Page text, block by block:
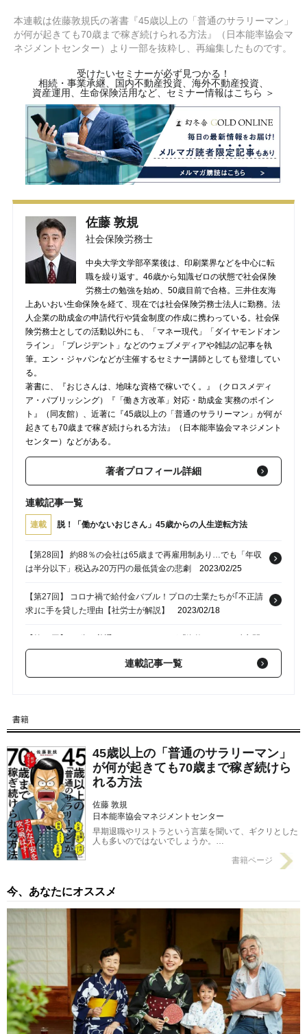
本連載は佐藤敦規氏の著書『45歳以上の「普通のサラリーマン」
が何が起きても70歳まで稼ぎ続けられる方法』（日本能率協会マ
ネジメントセンター）より一部を抜粋し、再編集したものです。
受けたいセミナーが必ず見つかる！
相続・事業承継、国内不動産投資、海外不動産投資、
資産運用、生命保険活用など、セミナー情報はこちら ＞
佐藤 敦規
社会保険労務士
中央大学文学部卒業後は、印刷業界などを中心に転
職を繰り返す。46歳から知識ゼロの状態で社会保険
労務士の勉強を始め、50歳目前で合格。三井住友海
上あいおい生命保険を経て、現在では社会保険労務士法人に勤務。法
人企業の助成金の申請代行や賃金制度の作成に携わっている。社会保
険労務士としての活動以外にも、「マネー現代」「ダイヤモンドオン
ライン」「プレジデント」などのウェブメディアや雑誌の記事を執
筆。エン・ジャパンなどが主催するセミナー講師としても登壇してい
る。
著書に、『おじさんは、地味な資格で稼いでく。』（クロスメディ
ア・パブリッシング）『「働き方改革」対応・助成金 実務のポイン
ト』（同友館）、近著に『45歳以上の「普通のサラリーマン」が何が
起きても70歳まで稼ぎ続けられる方法』（日本能率協会マネジメント
センター）などがある。
著者プロフィール詳細
連載記事一覧
連載 脱！「働かないおじさん」45歳からの人生逆転方法
【第28回】 約88％の会社は65歳まで再雇用制あり…でも「年収
は半分以下」税込み20万円の最低賃金の悲劇
2023/02/25
【第27回】 コロナ禍で給付金バブル！プロの士業たちが｢不正請
求｣に手を貸した理由【社労士が解説】
2023/02/18
業する」方法2023/02/11
【第24回】 1社3万円の顧問料…最初は顧問契約ではなく「単発
【第23回】 社労士が語る「ハローワークで働いていた人」と知
連載記事一覧
書籍
45歳以上の「普通のサラリーマン」
が何が起きても70歳まで稼ぎ続けら
れる方法
佐藤 敦規
日本能率協会マネジメントセンター
早期退職やリストラという言葉を聞いて、ギクリとした
人も多いのではないでしょうか。…
書籍ページ
今、あなたにオススメ